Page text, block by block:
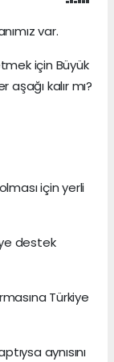
var.
için Büyük
kalır mı?
için yerli
destek
Türkiye
aynısını